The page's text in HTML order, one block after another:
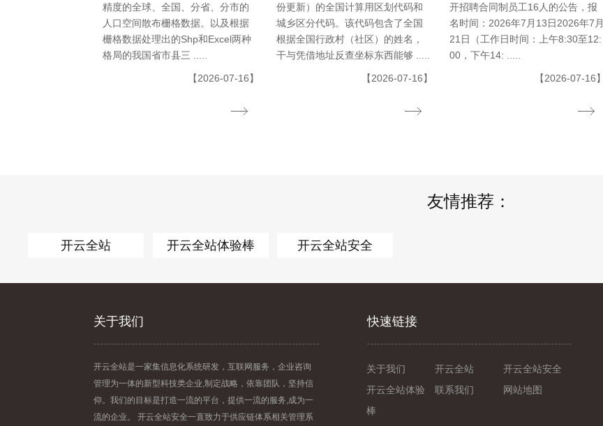
精度的全球、全国、分省、分市的
人口空间散布栅格数据。以及根据
栅格数据处理出的Shp和Excel两种
格局的我国省市县三 .....
【2026-07-16】
份更新）的全国计算用区划代码和
城乡区分代码。该代码包含了全国
根据全国行政村（社区）的姓名，
干与凭借地址反查坐标东西能够 .....
【2026-07-16】
开招聘合同制员工16人的公告，报
名时间：2026年7月13日2026年7月
21日（工作日时间：上午8:30至12:
00，下午14: .....
【2026-07-16】
友情推荐：
开云全站 开云全站体验棒 开云全站安全
关于我们
开云全站是一家集信息化系统研发，互联网服务，企业咨询
管理为一体的新型科技类企业,制定战略，依靠团队，坚持信
仰。我们的目标是打造一流的平台，提供一流的服务,成为一
流的企业。 开云全站安全一直致力于供应链体系相关管理系
快速链接
关于我们 开云全站
开云全站安全
开云全站体验
棒
联系我们 网站地图